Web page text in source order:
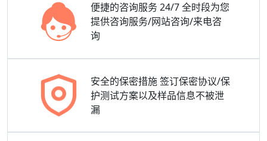
便捷的咨询服务24/7 全时段为您
提供咨询服务/网站咨询/来电咨
询
安全的保密措施 签订保密协议/保
护测试方案以及样品信息不被泄
漏